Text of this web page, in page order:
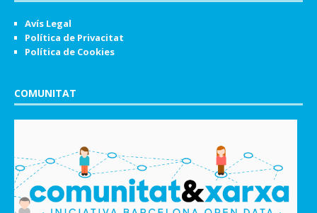
Avís Legal
Política de Privacitat
Política de Cookies
COMUNITAT